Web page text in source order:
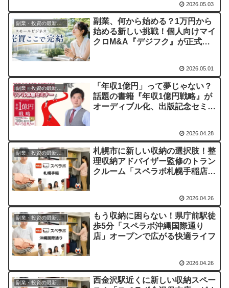
2026.05.03
副業・投資の最新情報まとめ
副業、何から始める？1万円から
始める新しい挑戦！個人向けマイ
クロM&A『デジフク』が正式オ
2026.05.01
副業・投資の最新情報まとめ
「年収1億円」って夢じゃない？
話題の書籍『年収1億円戦略』が
オーディブル化、出版記念セミナ
2026.04.28
副業・投資の最新情報まとめ
札幌市に新しい収納の選択肢！整
理収納アドバイザー監修のトラン
クルーム「スペラボ札幌手稲店」
2026.04.26
副業・投資の最新情報まとめ
もう収納に困らない！県庁前駅徒
歩5分「スペラボ沖縄国際通り
店」オープンで広がる快適ライフ
2026.04.26
副業・投資の最新情報まとめ
西金沢駅近くに新しい収納スペー